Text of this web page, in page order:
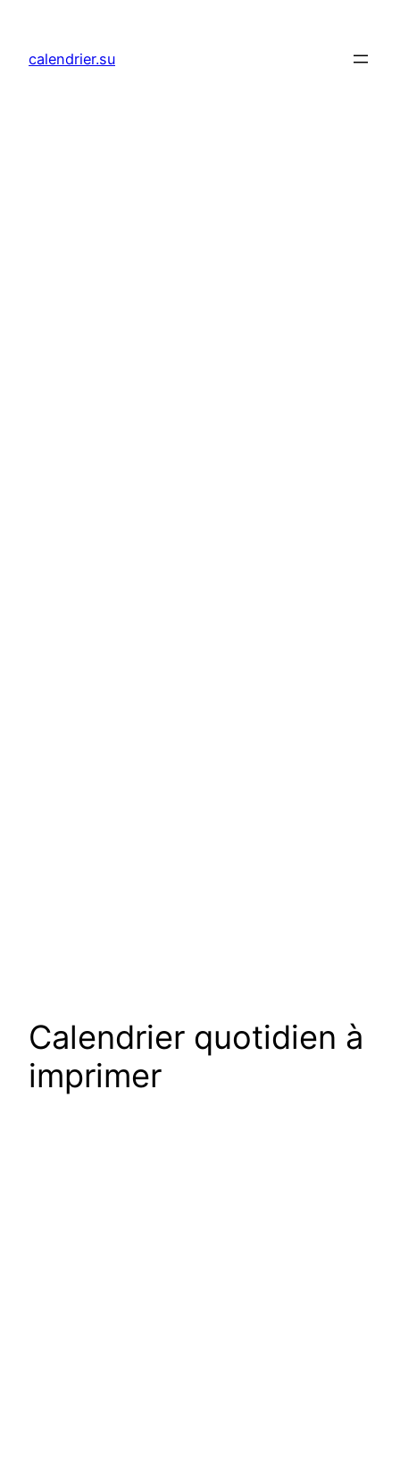
contenu
calendrier.su
Calendrier quotidien à
imprimer